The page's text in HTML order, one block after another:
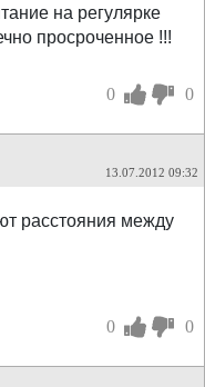
на регулярке
просроченное !!!
0 0
13.07.2012 09:32
расстояния между
0 0